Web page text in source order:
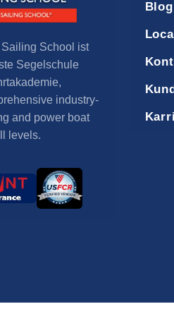
Sailing School ist
Segelschule
industry-
and power boat
levels.
Blog